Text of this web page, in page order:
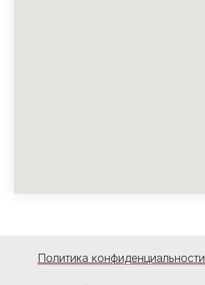
Политика конфиденциальности